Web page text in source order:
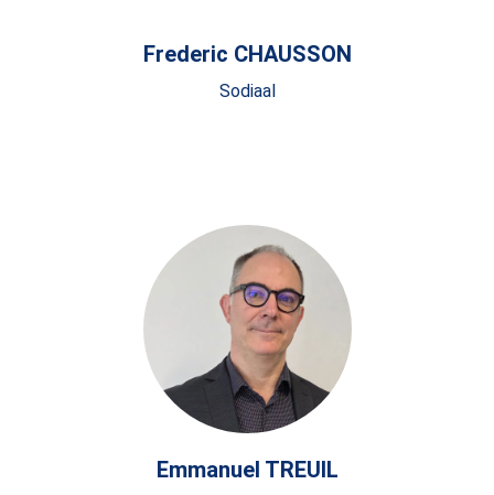
Frederic CHAUSSON
Sodiaal
Emmanuel TREUIL